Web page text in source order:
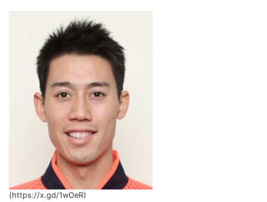
(https://x.gd/1wOeR)